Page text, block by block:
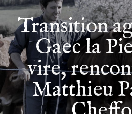
Transition
Gaec la
vire,
Matthieu